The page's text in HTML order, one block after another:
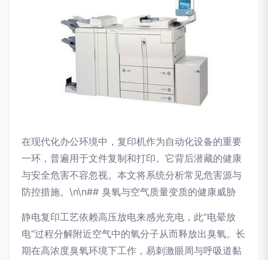
在现代化办公环境中，复印机作为自动化设备的重要
一环，普遍用于文件复制和打印。它背后潜藏的健康
与安全危害不容忽视。本文将系统分析常见危害源与
防控措施。\n\n## 臭氧与空气质量变质的健康威胁
静电复印工艺依赖高压放电来感光充电，此“电晕放
电”过程分解附近空气中的氧分子从而释放出臭氧。长
期在高浓度臭氧环境下工作，易刺激眼周与呼吸道黏